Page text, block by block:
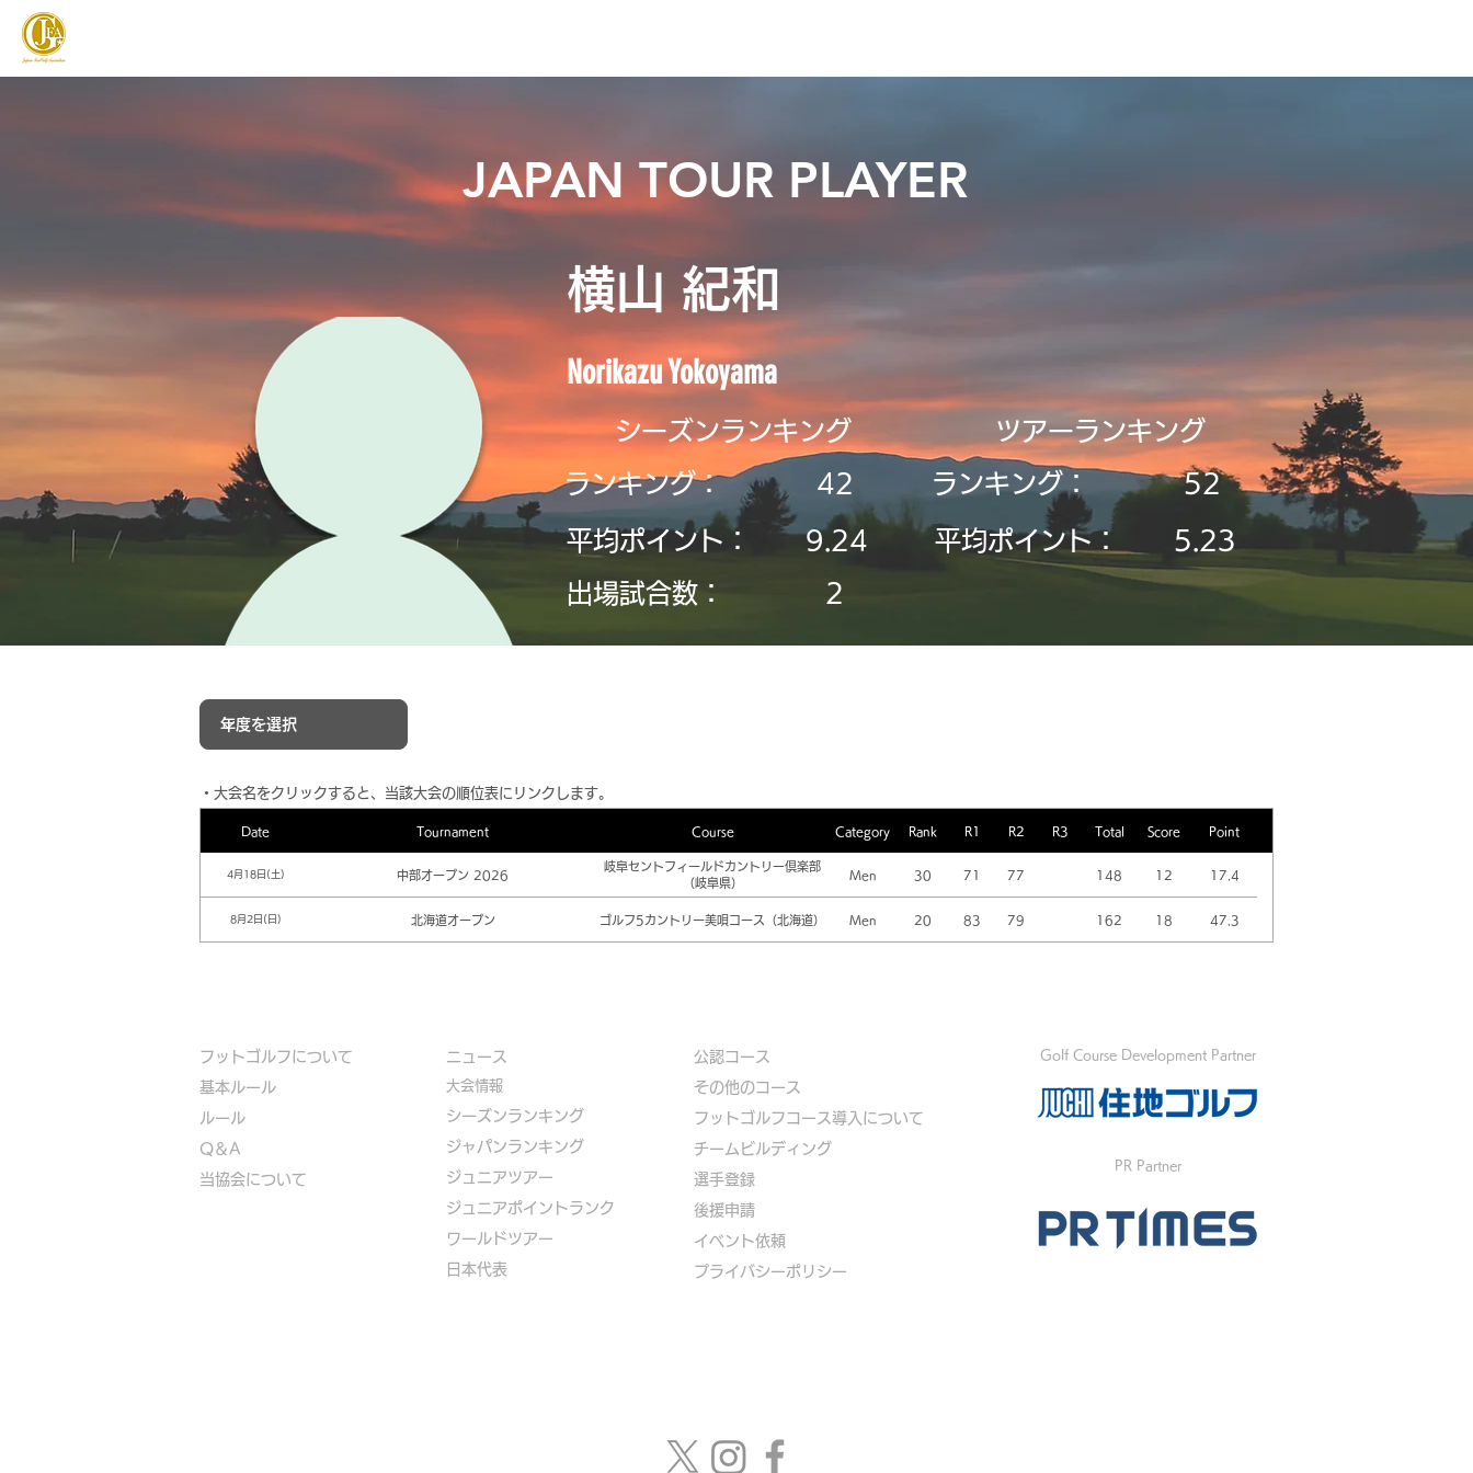
JAPAN TOUR PLAYER
横山 紀和
Norikazu Yokoyama
シーズンランキング
ランキング：
42
平均ポイント：
​出場試合数：
9.24
2
​ツアーランキング
ランキング：
52
平均ポイント： 5.23
​・大会名をクリックすると、当該大会の順位表にリンクします。
Date Tournament Course Category Rank R1 R2 R3 Total Score Point
4月18日(土) 中部オープン 2026
岐阜セントフィールドカントリー倶楽部
（岐阜県）
Men 30 71 77 148 12 17.4
8月2日(日) 北海道オープン ゴルフ5カントリー美唄コース（北海道） Men 20 83 79 162 18 47.3
フットゴルフについて
基本ルール
ルール
Q＆A
​当協会について
​ニュース
大会情報
シーズンランキング
ジャパンランキング
ジュニアツアー
ジュニアポイントランク
​ワールドツアー
​​日本代表
公認コース
​その他のコース
​ フットゴルフコース導入について
​チームビルディング
選手登録​
​後援申請
​イベント依頼
プライバシーポリシー
Golf Course Development Partner
PR Partner